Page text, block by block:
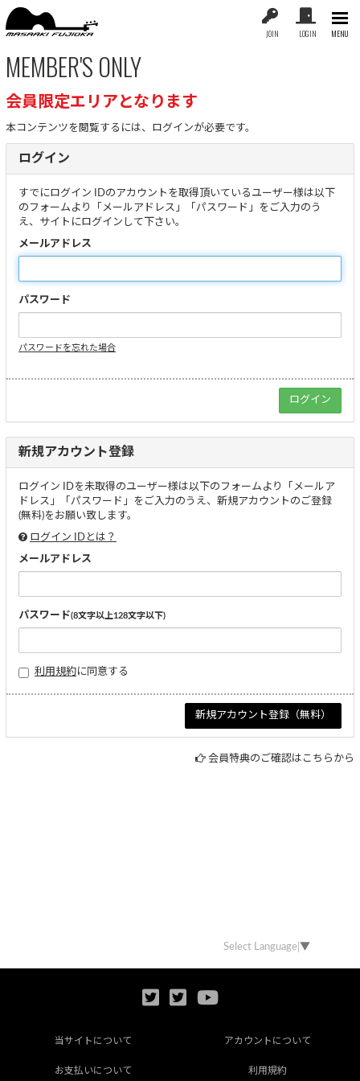
JOIN LOGIN MENU
MEMBER'S ONLY
会員限定エリアとなります
本コンテンツを閲覧するには、ログインが必要です。
ログイン
すでにログイン IDのアカウントを取得頂いているユーザー様は以下
のフォームより「メールアドレス」「パスワード」をご入力のう
え、サイトにログインして下さい。
メールアドレス
パスワード
パスワードを忘れた場合
新規アカウント登録
ログイン IDを未取得のユーザー様は以下のフォームより「メールア
ドレス」「パスワード」をご入力のうえ、新規アカウントのご登録
(無料)をお願い致します。
ログイン IDとは？
メールアドレス
パスワード(8文字以上128文字以下)
利用規約に同意する
会員特典のご確認はこちらから
Select Language ▼
当サイトについて アカウントについて
お支払いについて 利用規約